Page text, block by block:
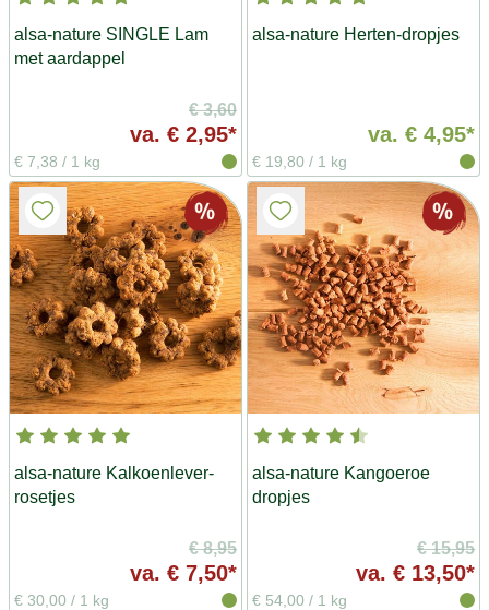
alsa-nature SINGLE Lam
met aardappel
€ 3,60
va. € 2,95*
€ 7,38 / 1 kg
alsa-nature Herten-dropjes
va. € 4,95*
€ 19,80 / 1 kg
alsa-nature Kalkoenlever-
rosetjes
€ 8,95
va. € 7,50*
€ 30,00 / 1 kg
alsa-nature Kangoeroe
dropjes
€ 15,95
va. € 13,50*
€ 54,00 / 1 kg